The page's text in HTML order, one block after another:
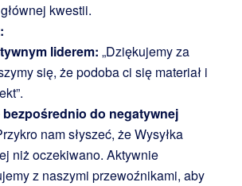
kwestii.
liderem: „Dziękujemy za
się, że podoba ci się materiał i
bezpośrednio do negatywnej
nam słyszeć, że Wysyłka
niż oczekiwano. Aktywnie
z naszymi przewoźnikami, aby